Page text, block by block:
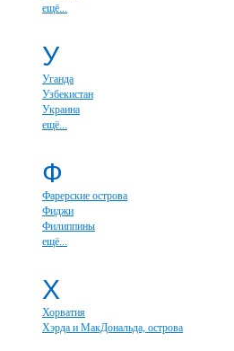
ещё...
У
Уганда
Узбекистан
Украина
ещё...
Ф
Фарерские острова
Фиджи
Филиппины
ещё...
Х
Хорватия
Хэрда и МакДональда, острова